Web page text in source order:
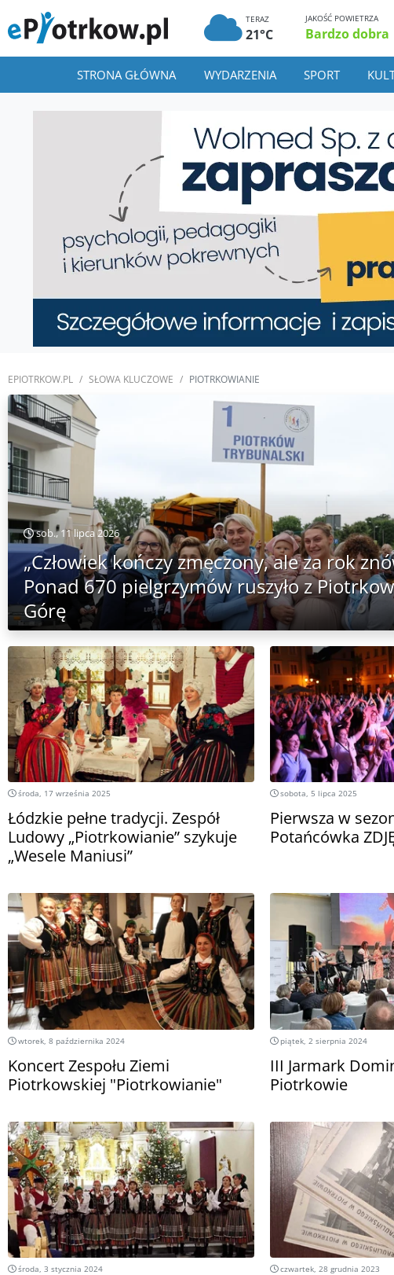
TERAZ
21°C
JAKOŚĆ POWIETRZA
Bardzo dobra
STRONA GŁÓWNA WYDARZENIA SPORT
EPIOTRKOW.PL SŁOWA KLUCZOWE PIOTRKOWIANIE
sob., 11 lipca 2026
„Człowiek kończy zmęczony, ale za rok
Ponad 670 pielgrzymów ruszyło z
Górę
środa, 17 września 2025
Łódzkie pełne tradycji. Zespół
Ludowy „Piotrkowianie” szykuje
„Wesele Maniusi”
sobota, 5 lipca 2025
Pierwsza w
Potańcówka
wtorek, 8 października 2024
Koncert Zespołu Ziemi
Piotrkowskiej "Piotrkowianie"
piątek, 2 sierpnia 2024
III Jarmark
Piotrkowie
środa, 3 stycznia 2024 czwartek, 28 grudnia 2023